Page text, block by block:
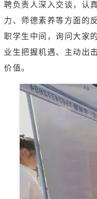
聘负责人深入交谈，认
力、师德素养等方面的
职学生中间，询问大家
业生把握机遇、主动出
价值。